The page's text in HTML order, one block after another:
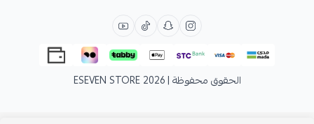
الحقوق محفوظة | 2026 ESEVEN STORE